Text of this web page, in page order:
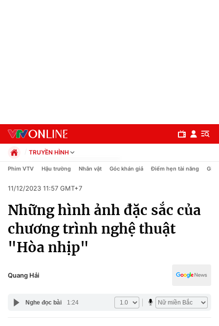
Chuyên mục
Chính trị
Xã hội
Pháp luật
Y tế
TRUYỀN HÌNH
Chính trị
Pháp luật
Kinh tế
Thể thao
Truyền hình
Văn hóa - Giải trí
Phim VTV Hậu trường Nhân vật Góc khán giả Điểm hẹn tài năng Giải
11/12/2023 11:57 GMT+7
Những hình ảnh đặc sắc của
chương trình nghệ thuật
"Hòa nhịp"
Quang Hải
Nghe đọc bài 1:24